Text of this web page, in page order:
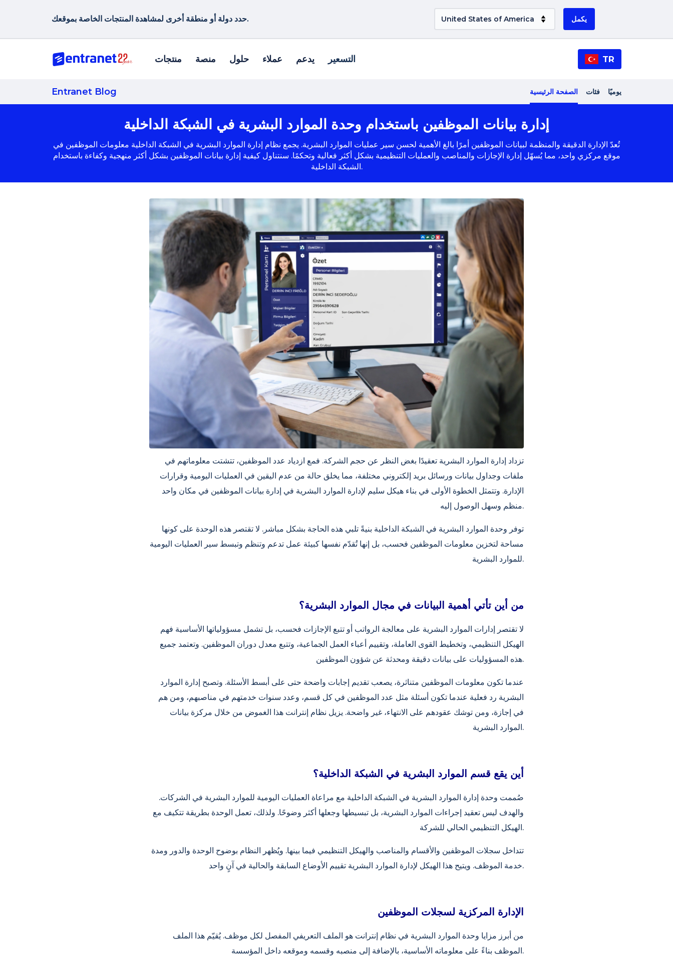
حدد دولة أو منطقة أخرى لمشاهدة المنتجات الخاصة بموقعك. يكمل
منتجات منصة حلول عملاء يدعم التسعير TR
Entranet Blog الصفحة الرئيسية فئات يوميًا
إدارة بيانات الموظفين باستخدام وحدة الموارد البشرية في الشبكة الداخلية
تُعدّ الإدارة الدقيقة والمنظمة لبيانات الموظفين أمرًا بالغ الأهمية لحسن سير عمليات الموارد البشرية. يجمع نظام إدارة الموارد البشرية في الشبكة الداخلية معلومات الموظفين في
موقع مركزي واحد، مما يُسهّل إدارة الإجازات والمناصب والعمليات التنظيمية بشكل أكثر فعالية وتحكمًا. سنتناول كيفية إدارة بيانات الموظفين بشكل أكثر منهجية وكفاءة باستخدام
الشبكة الداخلية.
تزداد إدارة الموارد البشرية تعقيدًا بغض النظر عن حجم الشركة. فمع ازدياد عدد الموظفين، تتشتت معلوماتهم في
ملفات وجداول بيانات ورسائل بريد إلكتروني مختلفة، مما يخلق حالة من عدم اليقين في العمليات اليومية وقرارات
الإدارة. وتتمثل الخطوة الأولى في بناء هيكل سليم لإدارة الموارد البشرية في إدارة بيانات الموظفين في مكان واحد
منظم وسهل الوصول إليه.
توفر وحدة الموارد البشرية في الشبكة الداخلية بنيةً تلبي هذه الحاجة بشكل مباشر. لا تقتصر هذه الوحدة على كونها
مساحة لتخزين معلومات الموظفين فحسب، بل إنها تُقدّم نفسها كبيئة عمل تدعم وتنظم وتبسط سير العمليات اليومية
للموارد البشرية.
من أين تأتي أهمية البيانات في مجال الموارد البشرية؟
لا تقتصر إدارات الموارد البشرية على معالجة الرواتب أو تتبع الإجازات فحسب، بل تشمل مسؤولياتها الأساسية فهم
الهيكل التنظيمي، وتخطيط القوى العاملة، وتقييم أعباء العمل الجماعية، وتتبع معدل دوران الموظفين. وتعتمد جميع
هذه المسؤوليات على بيانات دقيقة ومحدثة عن شؤون الموظفين.
عندما تكون معلومات الموظفين متناثرة، يصعب تقديم إجابات واضحة حتى على أبسط الأسئلة. وتصبح إدارة الموارد
البشرية رد فعلية عندما تكون أسئلة مثل عدد الموظفين في كل قسم، وعدد سنوات خدمتهم في مناصبهم، ومن هم
في إجازة، ومن توشك عقودهم على الانتهاء، غير واضحة. يزيل نظام إنترانت هذا الغموض من خلال مركزة بيانات
الموارد البشرية.
أين يقع قسم الموارد البشرية في الشبكة الداخلية؟
صُممت وحدة إدارة الموارد البشرية في الشبكة الداخلية مع مراعاة العمليات اليومية للموارد البشرية في الشركات.
والهدف ليس تعقيد إجراءات الموارد البشرية، بل تبسيطها وجعلها أكثر وضوحًا. ولذلك، تعمل الوحدة بطريقة تتكيف مع
الهيكل التنظيمي الحالي للشركة.
تتداخل سجلات الموظفين والأقسام والمناصب والهيكل التنظيمي فيما بينها. ويُظهر النظام بوضوح الوحدة والدور ومدة
خدمة الموظف. ويتيح هذا الهيكل لإدارة الموارد البشرية تقييم الأوضاع السابقة والحالية في آنٍ واحد.
الإدارة المركزية لسجلات الموظفين
من أبرز مزايا وحدة الموارد البشرية في نظام إنترانت هو الملف التعريفي المفصل لكل موظف. يُقيّم هذا الملف
الموظف بناءً على معلوماته الأساسية، بالإضافة إلى منصبه وقسمه وموقعه داخل المؤسسة.